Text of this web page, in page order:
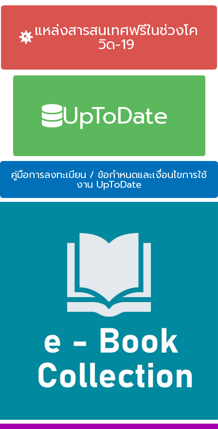
แหล่งสารสนเทศฟรีในช่วงโค
วิด-19
UpToDate
คู่มือการลงทะเบียน / ข้อกำหนดและเงื่อนไขการใช้
งาน UpToDate